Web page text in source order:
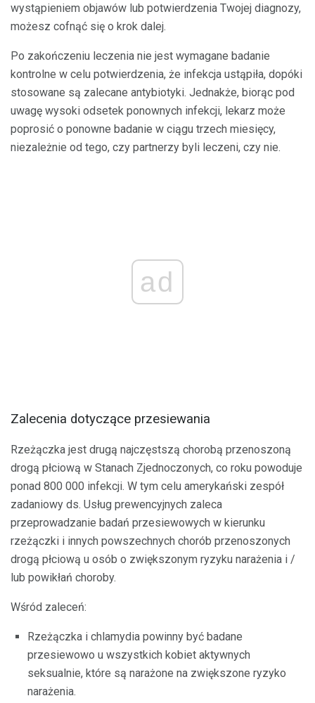
wystąpieniem objawów lub potwierdzenia Twojej diagnozy,
możesz cofnąć się o krok dalej.
Po zakończeniu leczenia nie jest wymagane badanie
kontrolne w celu potwierdzenia, że ​​infekcja ustąpiła, dopóki
stosowane są zalecane antybiotyki. Jednakże, biorąc pod
uwagę wysoki odsetek ponownych infekcji, lekarz może
poprosić o ponowne badanie w ciągu trzech miesięcy,
niezależnie od tego, czy partnerzy byli leczeni, czy nie.
ad
Zalecenia dotyczące przesiewania
Rzeżączka jest drugą najczęstszą chorobą przenoszoną
drogą płciową w Stanach Zjednoczonych, co roku powoduje
ponad 800 000 infekcji. W tym celu amerykański zespół
zadaniowy ds. Usług prewencyjnych zaleca
przeprowadzanie badań przesiewowych w kierunku
rzeżączki i innych powszechnych chorób przenoszonych
drogą płciową u osób o zwiększonym ryzyku narażenia i /
lub powikłań choroby.
Wśród zaleceń:
Rzeżączka i chlamydia powinny być badane
przesiewowo u wszystkich kobiet aktywnych
seksualnie, które są narażone na zwiększone ryzyko
narażenia.